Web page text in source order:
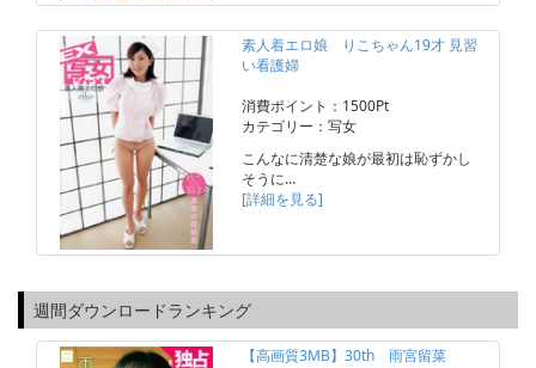
素人着エロ娘 りこちゃん19才 見習
い看護婦
消費ポイント：1500Pt
カテゴリー：写女
こんなに清楚な娘が最初は恥ずかし
そうに…
[詳細を見る]
週間ダウンロードランキング
【高画質3MB】30th 雨宮留菜